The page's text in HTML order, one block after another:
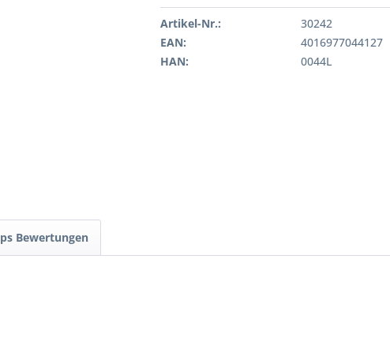
Artikel-Nr.:
30242
EAN:
4016977044127
HAN:
0044L
Bewertungen